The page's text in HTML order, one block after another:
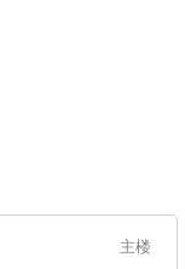
主楼